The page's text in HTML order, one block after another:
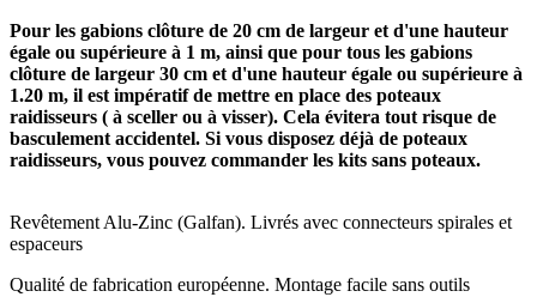
Pour les gabions clôture de 20 cm de largeur et d'une hauteur
égale ou supérieure à 1 m, ainsi que pour tous les gabions
clôture de largeur 30 cm et d'une hauteur égale ou supérieure à
1.20 m, il est impératif de mettre en place des poteaux
raidisseurs ( à sceller ou à visser). Cela évitera tout risque de
basculement accidentel. Si vous disposez déjà de poteaux
raidisseurs, vous pouvez commander les kits sans poteaux.
Revêtement Alu-Zinc (Galfan). Livrés avec connecteurs spirales et
espaceurs
Qualité de fabrication européenne. Montage facile sans outils